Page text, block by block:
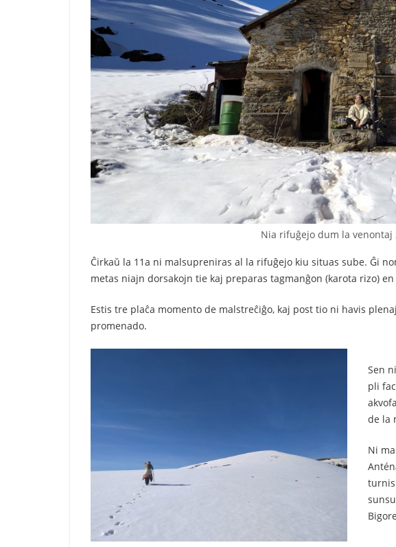
Nia rifuĝejo dum la venontaj
Ĉirkaŭ la 11a ni malsupreniras al la rifuĝejo kiu situas sube. Ĝi
metas niajn dorsakojn tie kaj preparas tagmanĝon (karota rizo)
Estis tre plaĉa momento de malstreĉiĝo, kaj post tio ni havis
promenado.
Sen
pli
de la
Ni